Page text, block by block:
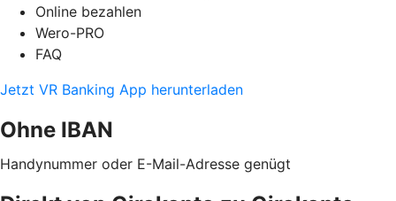
Online bezahlen
Wero-PRO
FAQ
Jetzt VR Banking App herunterladen
Ohne IBAN
Handynummer oder E-Mail-Adresse genügt